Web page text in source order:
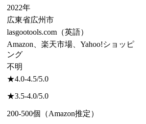
2022年
広東省広州市
lasgootools.com（英語）
Amazon、楽天市場、Yahoo!ショッピ
ング
不明
★4.0-4.5/5.0
★3.5-4.0/5.0
200-500個（Amazon推定）